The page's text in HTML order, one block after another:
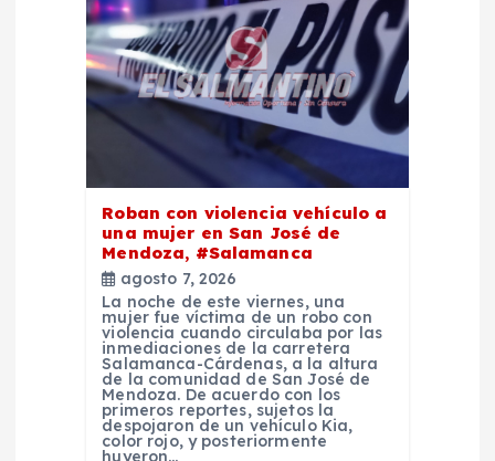
Roban con violencia vehículo a
una mujer en San José de
Mendoza, #Salamanca
agosto 7, 2026
La noche de este viernes, una
mujer fue víctima de un robo con
violencia cuando circulaba por las
inmediaciones de la carretera
Salamanca-Cárdenas, a la altura
de la comunidad de San José de
Mendoza. De acuerdo con los
primeros reportes, sujetos la
despojaron de un vehículo Kia,
color rojo, y posteriormente
huyeron…